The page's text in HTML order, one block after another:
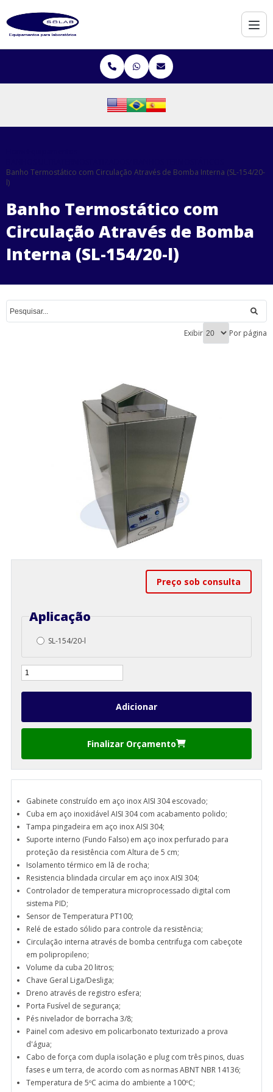
Banho Termostático com Circulação Através de Bomba Interna (SL-154/20-
l)
Banho Termostático com
Circulação Através de Bomba
Interna (SL-154/20-l)
Exibir Por página
Preço sob consulta
Aplicação
SL-154/20-l
Finalizar Orçamento
Gabinete construído em aço inox AISI 304 escovado;
Cuba em aço inoxidável AISI 304 com acabamento polido;
Tampa pingadeira em aço inox AISI 304;
Suporte interno (Fundo Falso) em aço inox perfurado para
proteção da resistência com Altura de 5 cm;
Isolamento térmico em lã de rocha;
Resistencia blindada circular em aço inox AISI 304;
Controlador de temperatura microprocessado digital com
sistema PID;
Sensor de Temperatura PT100;
Relé de estado sólido para controle da resistência;
Circulação interna através de bomba centrifuga com cabeçote
em polipropileno;
Volume da cuba 20 litros;
Chave Geral Liga/Desliga;
Dreno através de registro esfera;
Porta Fusível de segurança;
Pés nivelador de borracha 3/8;
Painel com adesivo em policarbonato texturizado a prova
d'água;
Cabo de força com dupla isolação e plug com três pinos, duas
fases e um terra, de acordo com as normas ABNT NBR 14136;
Temperatura de 5ºC acima do ambiente a 100ºC;